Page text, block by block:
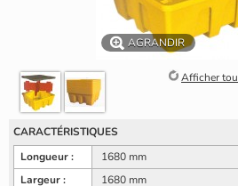
AGRANDIR
Afficher
CARACTÉRISTIQUES
Longueur :
1680 mm
Largeur :
1680 mm